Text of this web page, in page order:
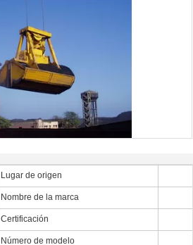
Lugar de origen
Nombre de la marca
Certificación
Número de modelo